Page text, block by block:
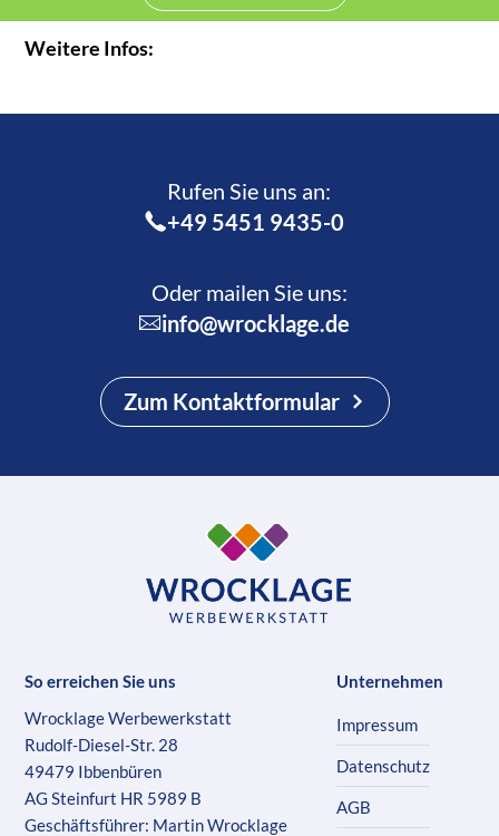
Weitere Infos:
Rufen Sie uns an:­
+49 5451 9435-0
Oder mailen Sie uns:
info@wrocklage.de
Zum Kontaktformular
So erreichen Sie uns
Wrocklage Werbewerkstatt
Rudolf-Diesel-Str. 28
49479 Ibbenbüren
AG Steinfurt HR 5989 B
Geschäftsführer: Martin Wrocklage
Unternehmen
Impressum
Datenschutz
AGB